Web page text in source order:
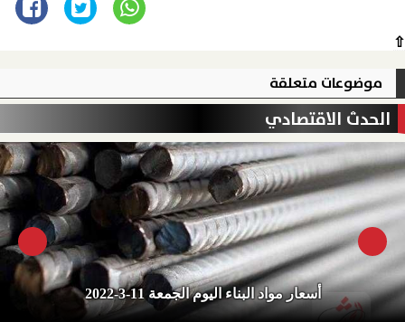
⇧
موضوعات متعلقة
الحدث الاقتصادي
أسعار مواد البناء اليوم الجمعة 11-3-2022